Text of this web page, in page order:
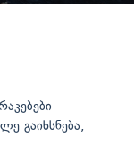
გაიხსნება,